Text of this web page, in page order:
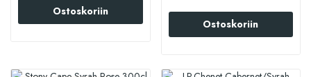
Ostoskoriin
Ostoskoriin